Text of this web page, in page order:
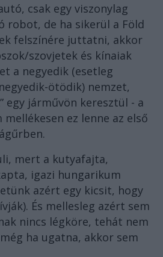
csak egy viszonylag
robot, de ha sikerül a Föld
felszínére juttatni, akkor
szovjetek és kínaiak
a negyedik (esetleg
ötödik) nemzet,
egy járművön keresztül - a
mellékesen ez lenne az első
mert a kutyafajta,
igazi hungarikum
azért egy kicsit, hogy
És mellesleg azért sem
nincs légköre, tehát nem
ha ugatna, akkor sem